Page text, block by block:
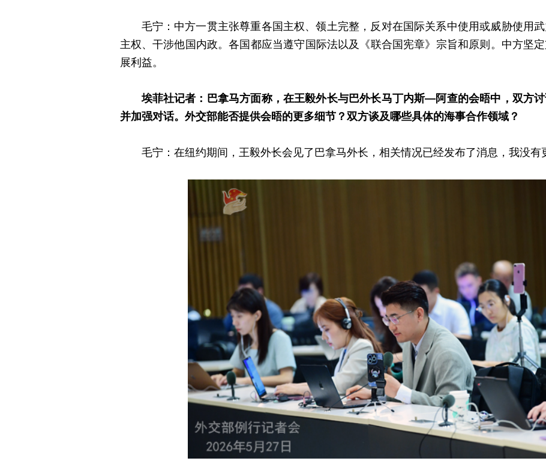
毛宁：中方一贯主张尊重各国主权、领土完整，反对在国际关系中使用或威胁使用
主权、干涉他国内政。各国都应当遵守国际法以及《联合国宪章》宗旨和原则。中方坚
展利益。
埃菲社记者：巴拿马方面称，在王毅外长与巴外长马丁内斯—阿查的会晤中，双方
并加强对话。外交部能否提供会晤的更多细节？双方谈及哪些具体的海事合作领域？
毛宁：在纽约期间，王毅外长会见了巴拿马外长，相关情况已经发布了消息，我没有